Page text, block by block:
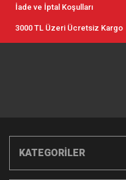
İade ve İptal Koşulları
3000 TL Üzeri Ücretsiz Kargo
KATEGORİLER